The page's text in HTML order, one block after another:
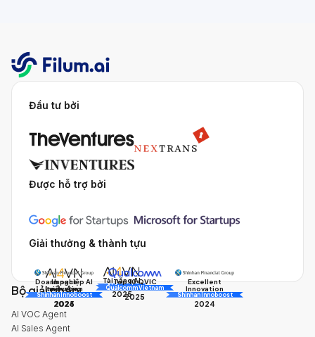
Đầu tư bởi
Được hỗ trợ bởi
Giải thưởng & thành tựu
Doanh nghiệp AI
triển vọng
AI Awards
2025
Tài năng AI
AI Awards
2025
Excellent
Innovation
Shinhan Innoboost
2024
Impact
Innovation
Shinhan Innoboost
2024
Top 10 QVIC
Qualcomm Vietnam
2025
Bộ giải pháp
AI VOC Agent
AI Sales Agent